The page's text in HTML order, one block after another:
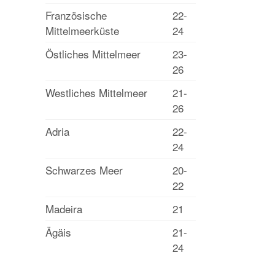
Französische
Mittelmeerküste
22-
24
Östliches Mittelmeer
23-
26
Westliches Mittelmeer
21-
26
Adria
22-
24
Schwarzes Meer
20-
22
Madeira
21
Ägäis
21-
24